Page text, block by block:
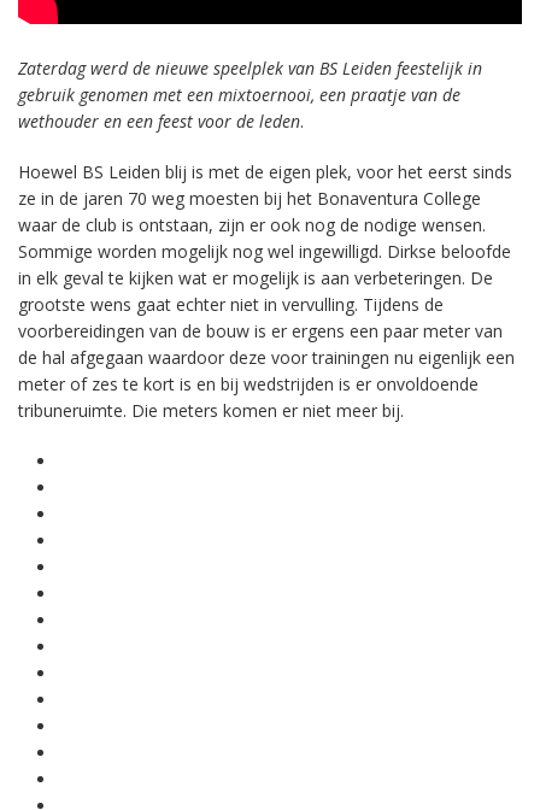
Zaterdag werd de nieuwe speelplek van BS Leiden feestelijk in
gebruik genomen met een mixtoernooi, een praatje van de
wethouder en een feest voor de leden.
Hoewel BS Leiden blij is met de eigen plek, voor het eerst sinds
ze in de jaren 70 weg moesten bij het Bonaventura College
waar de club is ontstaan, zijn er ook nog de nodige wensen.
Sommige worden mogelijk nog wel ingewilligd. Dirkse beloofde
in elk geval te kijken wat er mogelijk is aan verbeteringen. De
grootste wens gaat echter niet in vervulling. Tijdens de
voorbereidingen van de bouw is er ergens een paar meter van
de hal afgegaan waardoor deze voor trainingen nu eigenlijk een
meter of zes te kort is en bij wedstrijden is er onvoldoende
tribuneruimte. Die meters komen er niet meer bij.